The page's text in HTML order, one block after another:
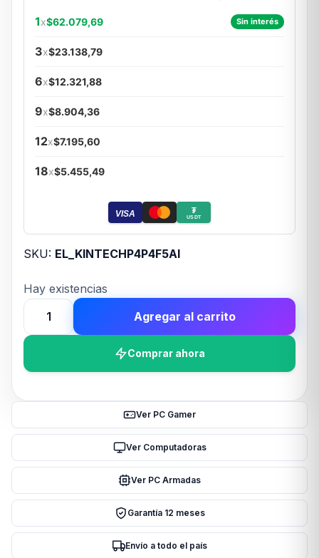
1x$62.079,69 Sin interés
3x$23.138,79
6x$12.321,88
9x$8.904,36
12x$7.195,60
18x$5.455,49
VISA ₮
USDT
SKU: EL_KINTECHP4P4F5AI
Hay existencias
Teclado
c/Cable
LA
cantidad
Agregar al carrito
Comprar ahora
Ver PC Gamer
Ver Computadoras
Ver PC Armadas
Garantía 12 meses
Envío a todo el país